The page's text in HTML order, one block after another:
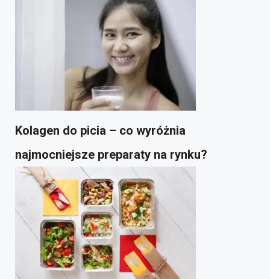
Kolagen do picia – co wyróżnia
najmocniejsze preparaty na rynku?